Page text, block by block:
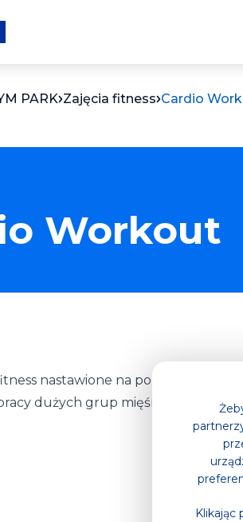
PARK Zajęcia fitness Cardio
Workout
nastawione na poprawę
dużych grup mięśniowych,
Klikając